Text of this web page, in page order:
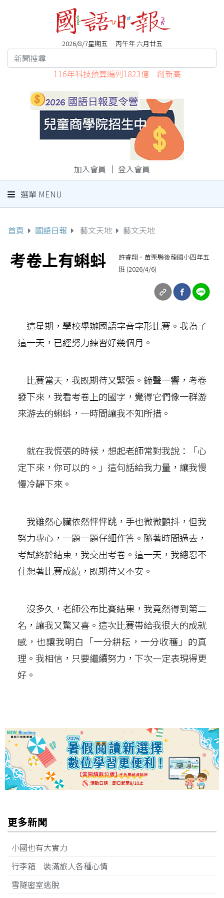
2026/8/7星期五 丙午年 六月廿五
116年科技預算編列1823億 創新高
加入會員 ｜ 登入會員
選單 MENU
首頁 國語日報 藝文天地 藝文天地
考卷上有蝌蚪
許睿翔．苗栗縣後龍國小四年五
班 (2026/4/6)
這星期，學校舉辦國語字音字形比賽。我為了
這一天，已經努力練習好幾個月。
比賽當天，我既期待又緊張。鐘聲一響，考卷
發下來，我看考卷上的國字，覺得它們像一群游
來游去的蝌蚪，一時間讓我不知所措。
就在我慌張的時候，想起老師常對我說：「心
定下來，你可以的。」這句話給我力量，讓我慢
慢冷靜下來。
我雖然心臟依然怦怦跳，手也微微顫抖，但我
努力專心，一題一題仔細作答。隨著時間過去，
考試終於結束，我交出考卷。這一天，我總忍不
住想著比賽成績，既期待又不安。
沒多久，老師公布比賽結果，我竟然得到第二
名，讓我又驚又喜。這次比賽帶給我很大的成就
感，也讓我明白「一分耕耘，一分收穫」的真
理。我相信，只要繼續努力，下次一定表現得更
好。
更多新聞
小國也有大實力
行李箱 裝滿旅人各種心情
雪隧密室逃脫